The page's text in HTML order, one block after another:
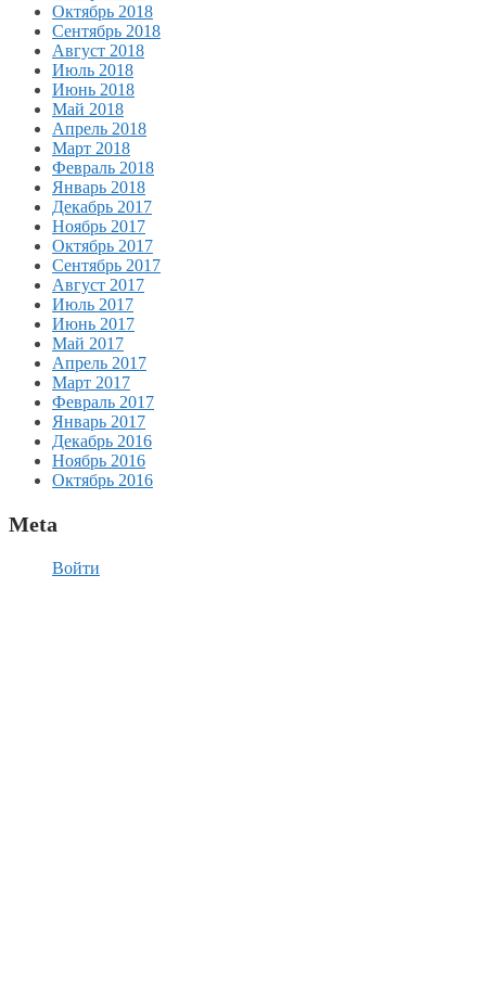
Октябрь 2018
Сентябрь 2018
Август 2018
Июль 2018
Июнь 2018
Май 2018
Апрель 2018
Март 2018
Февраль 2018
Январь 2018
Декабрь 2017
Ноябрь 2017
Октябрь 2017
Сентябрь 2017
Август 2017
Июль 2017
Июнь 2017
Май 2017
Апрель 2017
Март 2017
Февраль 2017
Январь 2017
Декабрь 2016
Ноябрь 2016
Октябрь 2016
Meta
Войти